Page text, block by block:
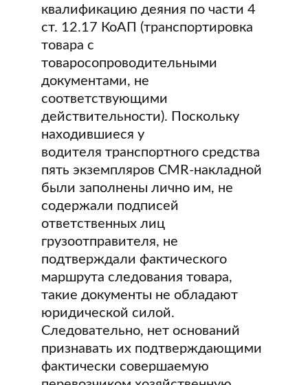
квалификацию деяния по части 4
ст. 12.17 КоАП (транспортировка
товара с
товаросопроводительными
документами, не
соответствующими
действительности). Поскольку
находившиеся у
водителя транспортного средства
пять экземпляров CMR-накладной
были заполнены лично им, не
содержали подписей
ответственных лиц
грузоотправителя, не
подтверждали фактического
маршрута следования товара,
такие документы не обладают
юридической силой.
Следовательно, нет оснований
признавать их подтверждающими
фактически совершаемую